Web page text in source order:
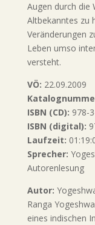
Augen durch die
Altbekanntes zu
Veränderungen
Leben umso
versteht.
VÖ: 22.09.2009
ISBN (CD): 978-
ISBN (digital):
Laufzeit:
Sprecher:
Autorenlesung
Autor:
Ranga
eines indischen